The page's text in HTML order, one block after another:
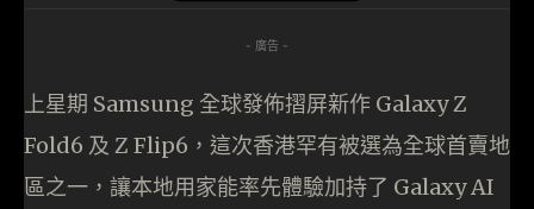
- 廣告 -
上星期 Samsung 全球發佈摺屏新作 Galaxy Z
Fold6 及 Z Flip6，這次香港罕有被選為全球首賣地
區之一，讓本地用家能率先體驗加持了 Galaxy AI